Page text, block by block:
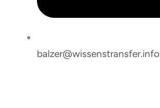
balzer@wissenstransfer.info